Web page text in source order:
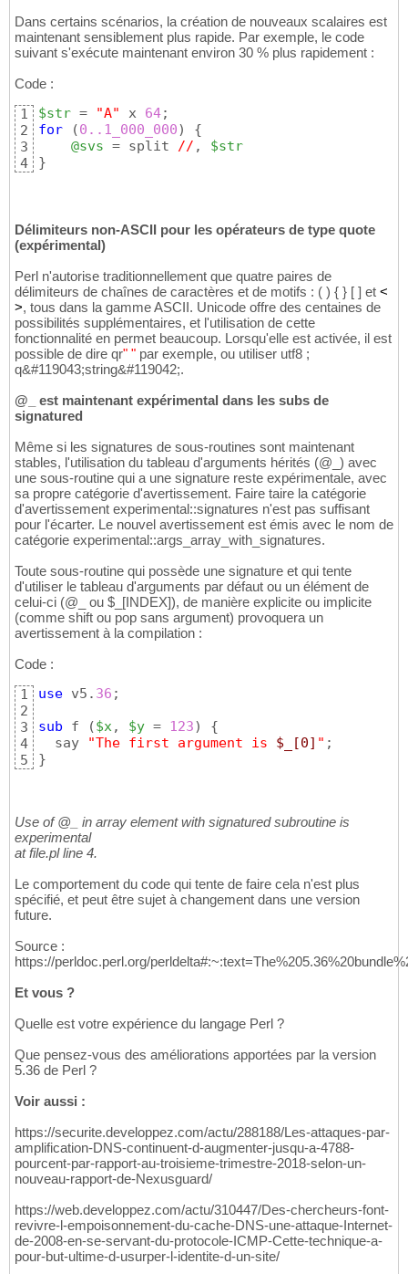
Dans certains scénarios, la création de nouveaux scalaires est
maintenant sensiblement plus rapide. Par exemple, le code
suivant s'exécute maintenant environ 30 % plus rapidement :
Code :
1
2
3
4
$str = "A" x 64
for
(0. .1_000_000)
{
@svs = split // , $str
}
Délimiteurs non-ASCII pour les opérateurs de type quote
(expérimental)
Perl n'autorise traditionnellement que quatre paires de
délimiteurs de chaînes de caractères et de motifs : ( ) { } [ ] et <
>, tous dans la gamme ASCII. Unicode offre des centaines de
possibilités supplémentaires, et l'utilisation de cette
fonctionnalité en permet beaucoup. Lorsqu'elle est activée, il est
possible de dire qr" " par exemple, ou utiliser utf8 ;
q&#119043;string&#119042;.
@_ est maintenant expérimental dans les subs de
signatured
Même si les signatures de sous-routines sont maintenant
stables, l'utilisation du tableau d'arguments hérités (@_) avec
une sous-routine qui a une signature reste expérimentale, avec
sa propre catégorie d'avertissement. Faire taire la catégorie
d'avertissement experimental::signatures n'est pas suffisant
pour l'écarter. Le nouvel avertissement est émis avec le nom de
catégorie experimental::args_array_with_signatures.
Toute sous-routine qui possède une signature et qui tente
d'utiliser le tableau d'arguments par défaut ou un élément de
celui-ci (@_ ou $_[INDEX]), de manière explicite ou implicite
(comme shift ou pop sans argument) provoquera un
avertissement à la compilation :
Code :
1
2
3
4
5
use v5. 36 ;
sub f ($x, $y = 123)
{
  say
"The first argument is $_[0] "
}
Use of @_ in array element with signatured subroutine is
experimental
at file.pl line 4.
Le comportement du code qui tente de faire cela n'est plus
spécifié, et peut être sujet à changement dans une version
future.
Source :
https://perldoc.perl.org/
Et vous ?
Quelle est votre expérience du langage Perl ?
Que pensez-vous des améliorations apportées par la version
5.36 de Perl ?
Voir aussi :
https://securite.developpez.com/actu/288188/Les-attaques-par-
amplification-DNS-continuent-d-augmenter-jusqu-a-4788-
pourcent-par-rapport-au-troisieme-trimestre-2018-selon-un-
nouveau-rapport-de-Nexusguard/
https://web.developpez.com/actu/310447/Des-chercheurs-font-
revivre-l-empoisonnement-du-cache-DNS-une-attaque-Internet-
de-2008-en-se-servant-du-protocole-ICMP-Cette-technique-a-
pour-but-ultime-d-usurper-l-identite-d-un-site/